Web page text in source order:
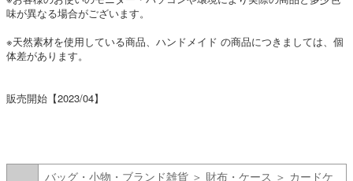
味が異なる場合がございます。
※天然素材を使用している商品、ハンドメイド の商品につきましては、個
体差があります。
販売開始【2023/04】
バッグ・小物・ブランド雑貨 ＞ 財布・ケース ＞ カードケ